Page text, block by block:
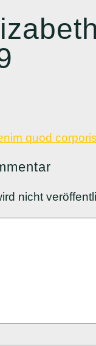
quod corporis
nicht